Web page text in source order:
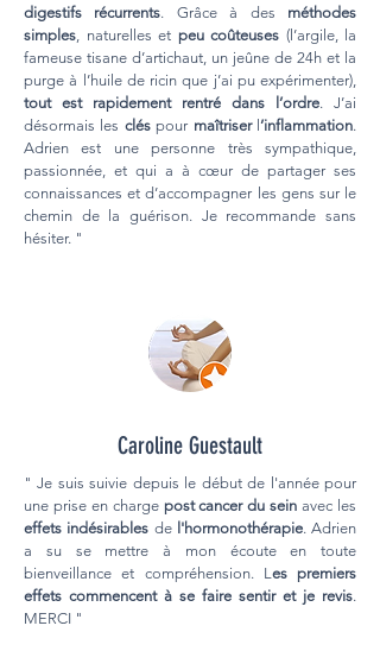
digestifs récurrents. Grâce à des méthodes
simples, naturelles et peu coûteuses (l’argile, la
fameuse tisane d’artichaut, un jeûne de 24h et la
purge à l’huile de ricin que j’ai pu expérimenter),
tout est rapidement rentré dans l’ordre. J’ai
désormais les cléspour maîtriserl’inflammation.
Adrien est une personne très sympathique,
passionnée, et qui a à cœur de partager ses
connaissances et d’accompagner les gens sur le
chemin de la guérison. Je recommande sans
hésiter. "
Caroline Guestault
" Je suis suivie depuis le début de l'année pour
une prise en charge post cancer du sein avec les
effets indésirables de l'hormonothérapie. Adrien
a su se mettre à mon écoute en toute
bienveillance et compréhension. Les premiers
effets commencent à se faire sentir et je revis.
MERCI "